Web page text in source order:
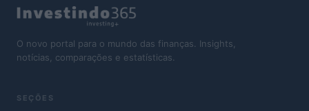
O novo portal para o mundo das finanças. Insights,
notícias, comparações e estatísticas.
SEÇÕES